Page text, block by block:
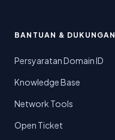
BANTUAN & DUKUNGAN
Persyaratan Domain ID
Knowledge Base
Network Tools
Open Ticket